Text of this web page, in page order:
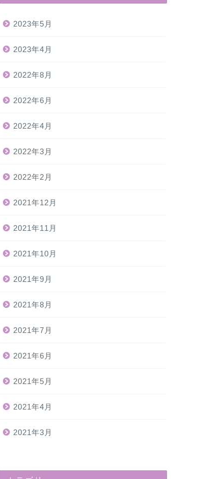
2023年5月
2023年4月
2022年8月
2022年6月
2022年4月
2022年3月
2022年2月
2021年12月
2021年11月
2021年10月
2021年9月
2021年8月
2021年7月
2021年6月
2021年5月
2021年4月
2021年3月